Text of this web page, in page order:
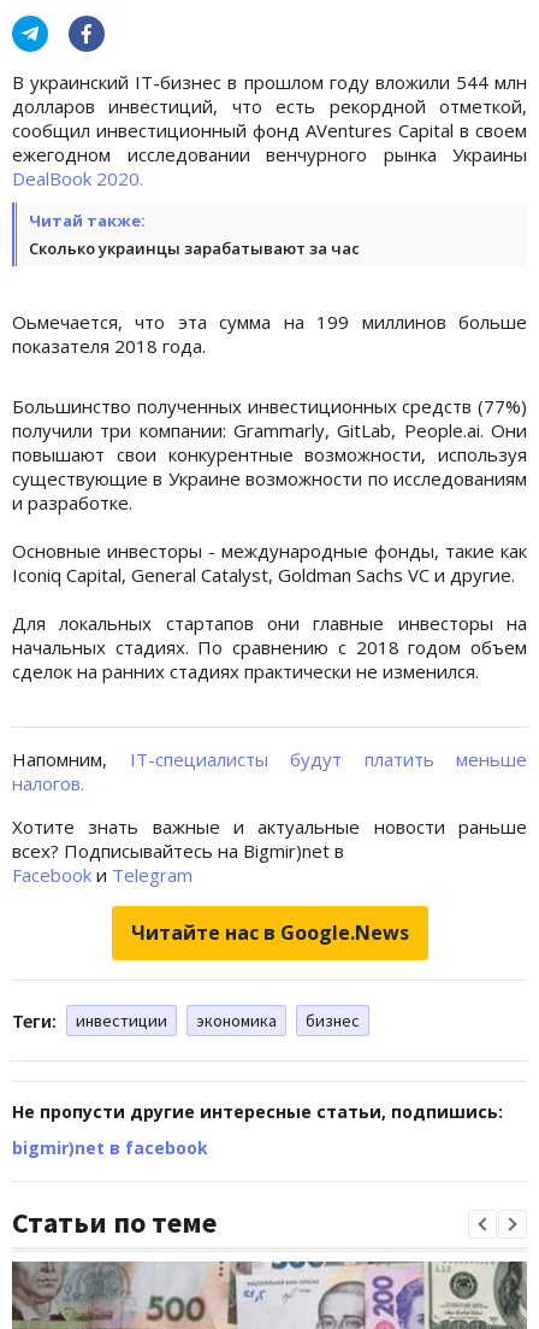
В украинский IT-бизнес в прошлом году вложили 544 млн
долларов инвестиций, что есть рекордной отметкой,
сообщил инвестиционный фонд AVentures Capital в своем
ежегодном исследовании венчурного рынка Украины
DealBook 2020.
Читай также:
Сколько украинцы зарабатывают за час
Оьмечается, что эта сумма на 199 миллинов больше
показателя 2018 года.
Большинство полученных инвестиционных средств (77%)
получили три компании: Grammarly, GitLab, People.ai. Они
повышают свои конкурентные возможности, используя
существующие в Украине возможности по исследованиям
и разработке.
Основные инвесторы - международные фонды, такие как
Iconiq Capital, General Catalyst, Goldman Sachs VC и другие.
Для локальных стартапов они главные инвесторы на
начальных стадиях. По сравнению с 2018 годом объем
сделок на ранних стадиях практически не изменился.
Напомним, IT-специалисты будут платить меньше
налогов.
Хотите знать важные и актуальные новости раньше
всех? Подписывайтесь на Bigmir)net в
Facebook и Telegram
Читайте нас в Google.News
Теги: инвестиции экономика бизнес
Не пропусти другие интересные статьи, подпишись:
bigmir)net в facebook
Статьи по теме